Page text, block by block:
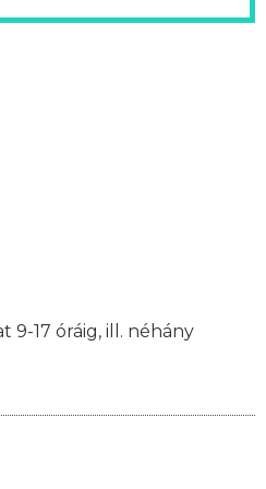
9-17 óráig, ill. néhány